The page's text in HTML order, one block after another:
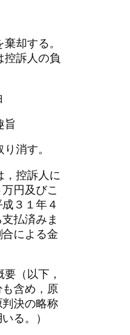
却する。
控訴人の負
旨
消す。
，控訴人に
円及びこ
３１年４
払済みま
による金
（以下，
含め，原
決の略称
る。）